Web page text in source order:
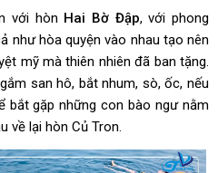
với hòn Hai Bờ Đập, với phong
như hòa quyện vào nhau tạo nên
mỹ mà thiên nhiên đã ban tặng.
san hô, bắt nhum, sò, ốc, nếu
bắt gặp những con bào ngư nằm
về lại hòn Củ Tron.